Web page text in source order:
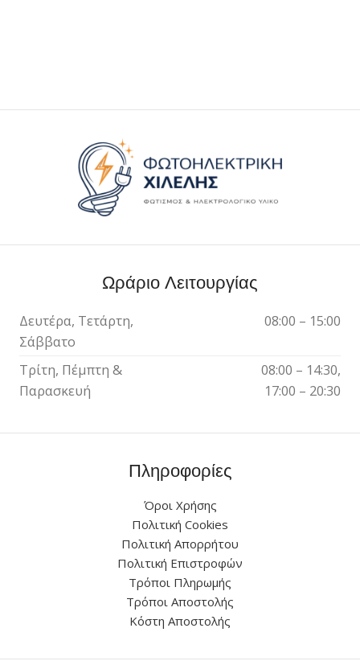
Ωράριο Λειτουργίας
Δευτέρα, Τετάρτη,
Σάββατο
08:00 – 15:00
Τρίτη, Πέμπτη &
Παρασκευή
08:00 – 14:30,
17:00 – 20:30
Πληροφορίες
Όροι Χρήσης
Πολιτική Cookies
Πολιτική Απορρήτου
Πολιτική Επιστροφών
Τρόποι Πληρωμής
Τρόποι Αποστολής
Κόστη Αποστολής